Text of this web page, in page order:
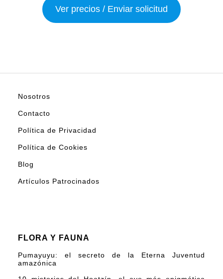
Ver precios / Enviar solicitud
Nosotros
Contacto
Política de Privacidad
Política de Cookies
Blog
Artículos Patrocinados
FLORA Y FAUNA
Pumayuyu: el secreto de la Eterna Juventud
amazónica